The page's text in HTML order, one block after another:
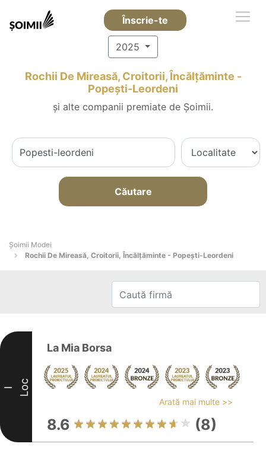
Înscrie-te
2025
Rochii De Mireasă, Croitorii, Încălțăminte -
Popeşti-Leordeni
și alte companii premiate de Șoimii.
Căutare
Șoimii Modei
Rochii De Mireasă, Croitorii, Încălțăminte - Popeşti-Leordeni
I Loc
La Mia Borsa
Arată mai multe >>
8.6 (8)